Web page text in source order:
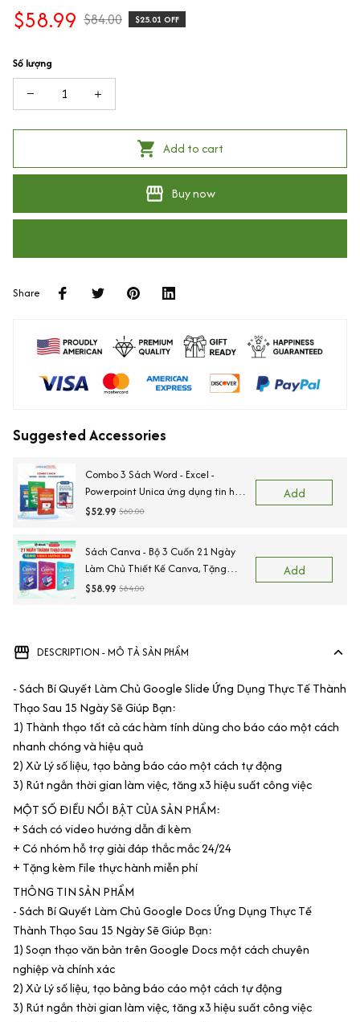
$58.99 $84.00 $25.01 OFF
Số lượng
Add to cart
Buy now
Share
Suggested Accessories
Combo 3 Sách Word - Excel -
Powerpoint Unica ứng dụng tin học
văn phòng từ cơ bản đến nâng cao
$52.99 $60.00
Add
Sách Canva - Bộ 3 Cuốn 21 Ngày
Làm Chủ Thiết Kế Canva, Tặng
Kèm Video Hướng Dẫn, File Thực
$58.99 $84.00
Add
DESCRIPTION - MÔ TẢ SẢN PHẨM
- Sách Bí Quyết Làm Chủ Google Slide Ứng Dụng Thực Tế Thành
Thạo Sau 15 Ngày Sẽ Giúp Bạn:
1) Thành thạo tất cả các hàm tính dùng cho báo cáo một cách
nhanh chóng và hiệu quả
2) Xử Lý số liệu, tạo bảng báo cáo một cách tự động
3) Rút ngắn thời gian làm việc, tăng x3 hiệu suất công việc
MỘT SỐ ĐIỀU NỔI BẬT CỦA SẢN PHẨM:
+ Sách có video hướng dẫn đi kèm
+ Có nhóm hỗ trợ giải đáp thắc mắc 24/24
+ Tặng kèm File thực hành miễn phí
THÔNG TIN SẢN PHẨM
- Sách Bí Quyết Làm Chủ Google Docs Ứng Dụng Thực Tế
Thành Thạo Sau 15 Ngày Sẽ Giúp Bạn:
1) Soạn thạo văn bản trên Google Docs một cách chuyên
nghiệp và chính xác
2) Xử Lý số liệu, tạo bảng báo cáo một cách tự động
3) Rút ngắn thời gian làm việc, tăng x3 hiệu suất công việc